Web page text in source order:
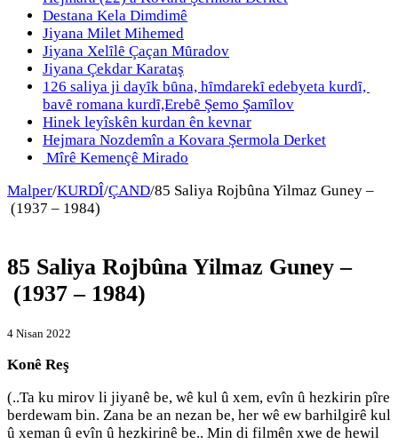
Destana Kela Dimdimê
Jiyana Milet Mihemed
Jiyana Xelȋlȇ Çaçan Mȗradov
Jiyana Çekdar Karataş
126 saliya ji dayȋk bȗna, hȋmdarekȋ edebyeta kurdȋ,
bavȇ romana kurdȋ,Erebȇ Şemo Şamȋlov
Hinek leyîskên kurdan ên kevnar
Hejmara Nozdemîn a Kovara Şermola Derket
Mîrê Kemençê Mirado
Malper/KURDÎ/ÇAND/85 Saliya Rojbûna Yilmaz Guney –
(1937 – 1984)
85 Saliya Rojbûna Yilmaz Guney –
(1937 – 1984)
4 Nisan 2022
Konê Reş
(..Ta ku mirov li jiyanê be, wê kul û xem, evîn û hezkirin pîre
berdewam bin. Zana be an nezan be, her wê ew barhilgirê kul
û xeman û evîn û hezkirinê be.. Min di filmên xwe de hewil